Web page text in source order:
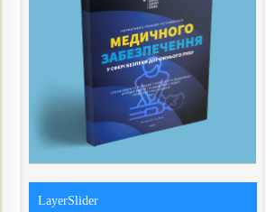
LayerSlider